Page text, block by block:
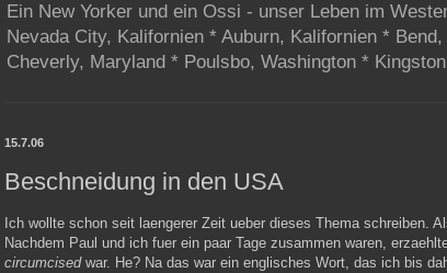
Ein New Yorker und ein Ossi - unser Leben im
Nevada City, Kalifornien * Auburn, Kalifornien *
Cheverly, Maryland * Poulsbo, Washington *
15.7.06
Beschneidung in den USA
Ich wollte schon seit laengerer Zeit ueber dieses Thema schreiben.
Nachdem Paul und ich fuer ein paar Tage zusammen waren,
circumcisedwar. He? Na das war ein englisches Wort, das ich bis